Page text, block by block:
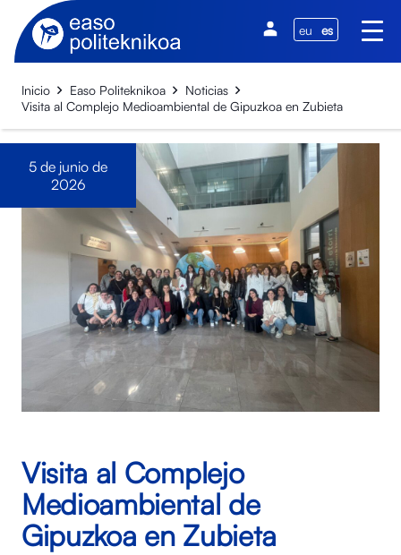
eu es
Inicio Easo Politeknikoa
Noticias
Visita al Complejo Medioambiental de Gipuzkoa en Zubieta
5 de junio de
2026
Visita al Complejo
Medioambiental de
Gipuzkoa en Zubieta